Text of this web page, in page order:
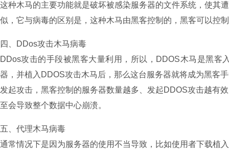
这种木马的主要功能就是破坏被感染服务器的文件系统，使其
似，它与病毒的区别是，这种木马由黑客控制的，黑客可以控
四、DDos攻击木马病毒
DDos攻击的手段被黑客大量利用，所以，DDOS木马是黑
器，并植入DDOS攻击木马后，那么这台服务器就将成为黑客
发起攻击，黑客控制的服务器数量越多、发起DDOS攻击越有
至会导致整个数据中心崩溃。
五、代理木马病毒
通常情况下是因为服务器的使用不当导致，比如使用者下载植